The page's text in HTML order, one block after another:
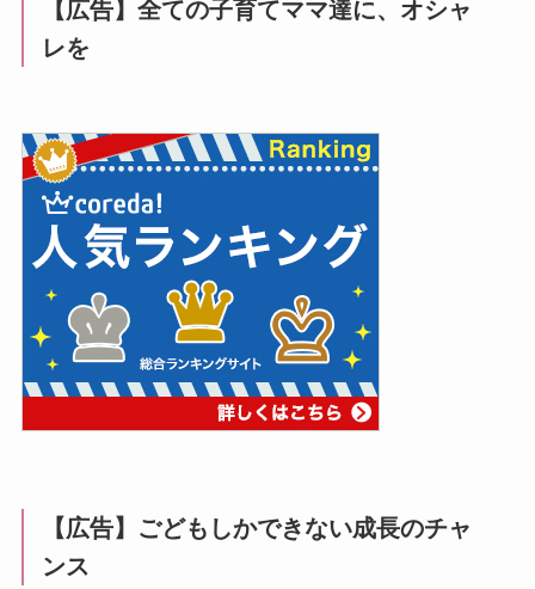
【広告】全ての子育てママ達に、オシャ
レを
【広告】ごどもしかできない成長のチャ
ンス